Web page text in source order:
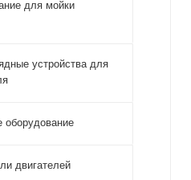
для мойки
устройства для
оборудование
двигателей